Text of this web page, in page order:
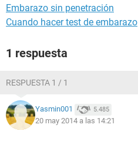
Embarazo sin penetración
Cuando hacer test de embarazo
1 respuesta
RESPUESTA 1 / 1
Yasmin001 5.485
20 may 2014 a las 14:21